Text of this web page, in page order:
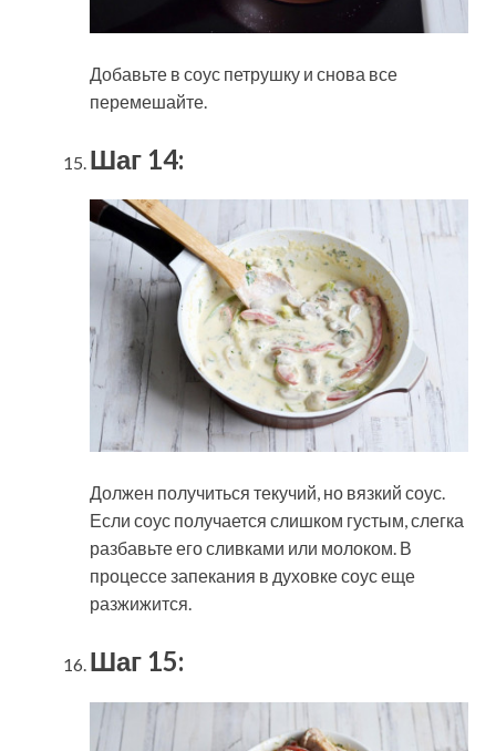
Добавьте в соус петрушку и снова все
перемешайте.
Шаг 14:
Должен получиться текучий, но вязкий соус.
Если соус получается слишком густым, слегка
разбавьте его сливками или молоком. В
процессе запекания в духовке соус еще
разжижится.
Шаг 15: